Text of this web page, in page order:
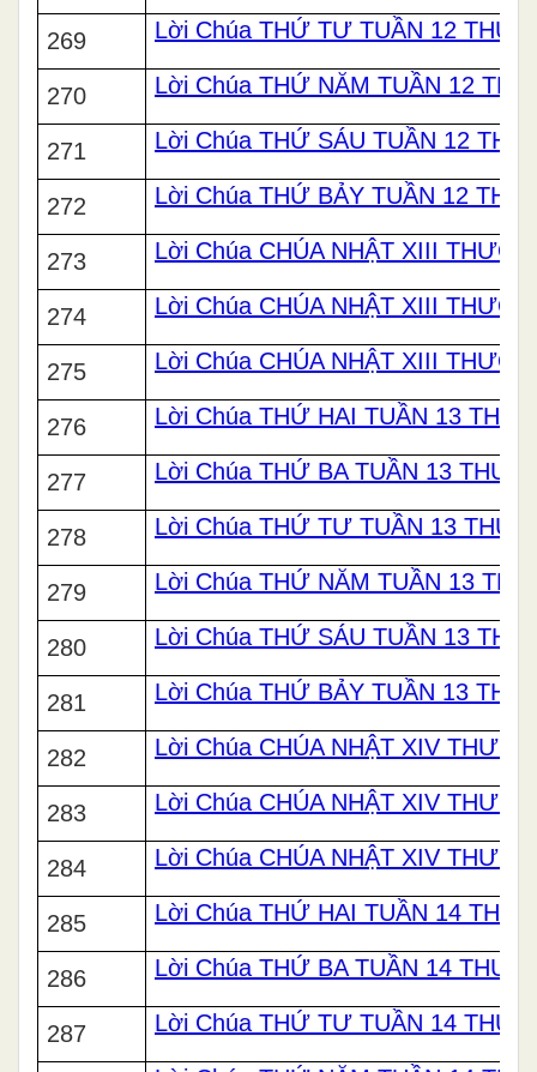
269 Lời Chúa THỨ TƯ TUẦN 12
270 Lời Chúa THỨ NĂM TUẦN 12
271 Lời Chúa THỨ SÁU TUẦN 12
272 Lời Chúa THỨ BẢY TUẦN 12
273 Lời Chúa CHÚA NHẬT XIII
274 Lời Chúa CHÚA NHẬT XIII
275 Lời Chúa CHÚA NHẬT XIII
276 Lời Chúa THỨ HAI TUẦN 13
277 Lời Chúa THỨ BA TUẦN 13
278 Lời Chúa THỨ TƯ TUẦN 13
279 Lời Chúa THỨ NĂM TUẦN 13
280 Lời Chúa THỨ SÁU TUẦN 13
281 Lời Chúa THỨ BẢY TUẦN 13
282 Lời Chúa CHÚA NHẬT XIV
283 Lời Chúa CHÚA NHẬT XIV
284 Lời Chúa CHÚA NHẬT XIV
285 Lời Chúa THỨ HAI TUẦN 14
286 Lời Chúa THỨ BA TUẦN 14
287 Lời Chúa THỨ TƯ TUẦN 14